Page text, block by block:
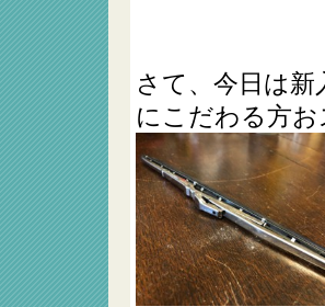
さて、今日は
にこだわる方